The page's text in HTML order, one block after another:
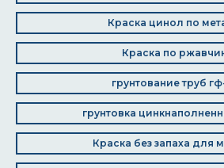
Краска цинол по
Краска по
грунтование труб
грунтовка
Краска без запаха для